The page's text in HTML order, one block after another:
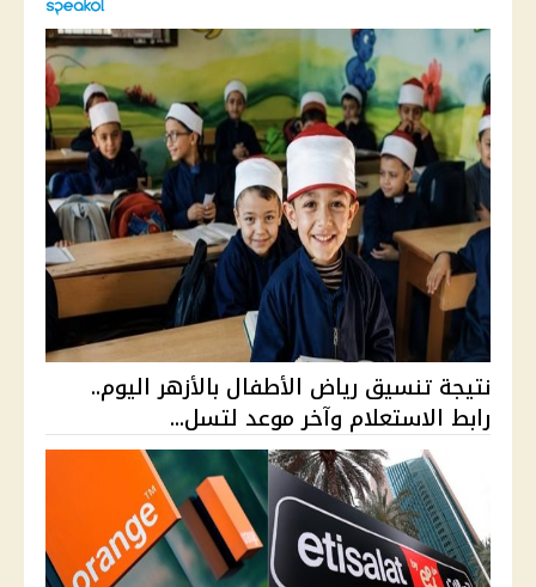
نتيجة تنسيق رياض الأطفال بالأزهر اليوم..
رابط الاستعلام وآخر موعد لتسل...